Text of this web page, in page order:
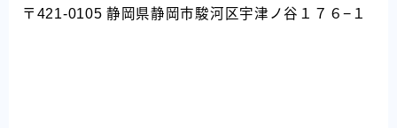
〒421-0105 静岡県静岡市駿河区宇津ノ谷１７６−１